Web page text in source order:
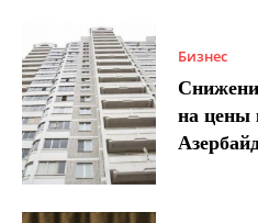
Бизнес
на цены